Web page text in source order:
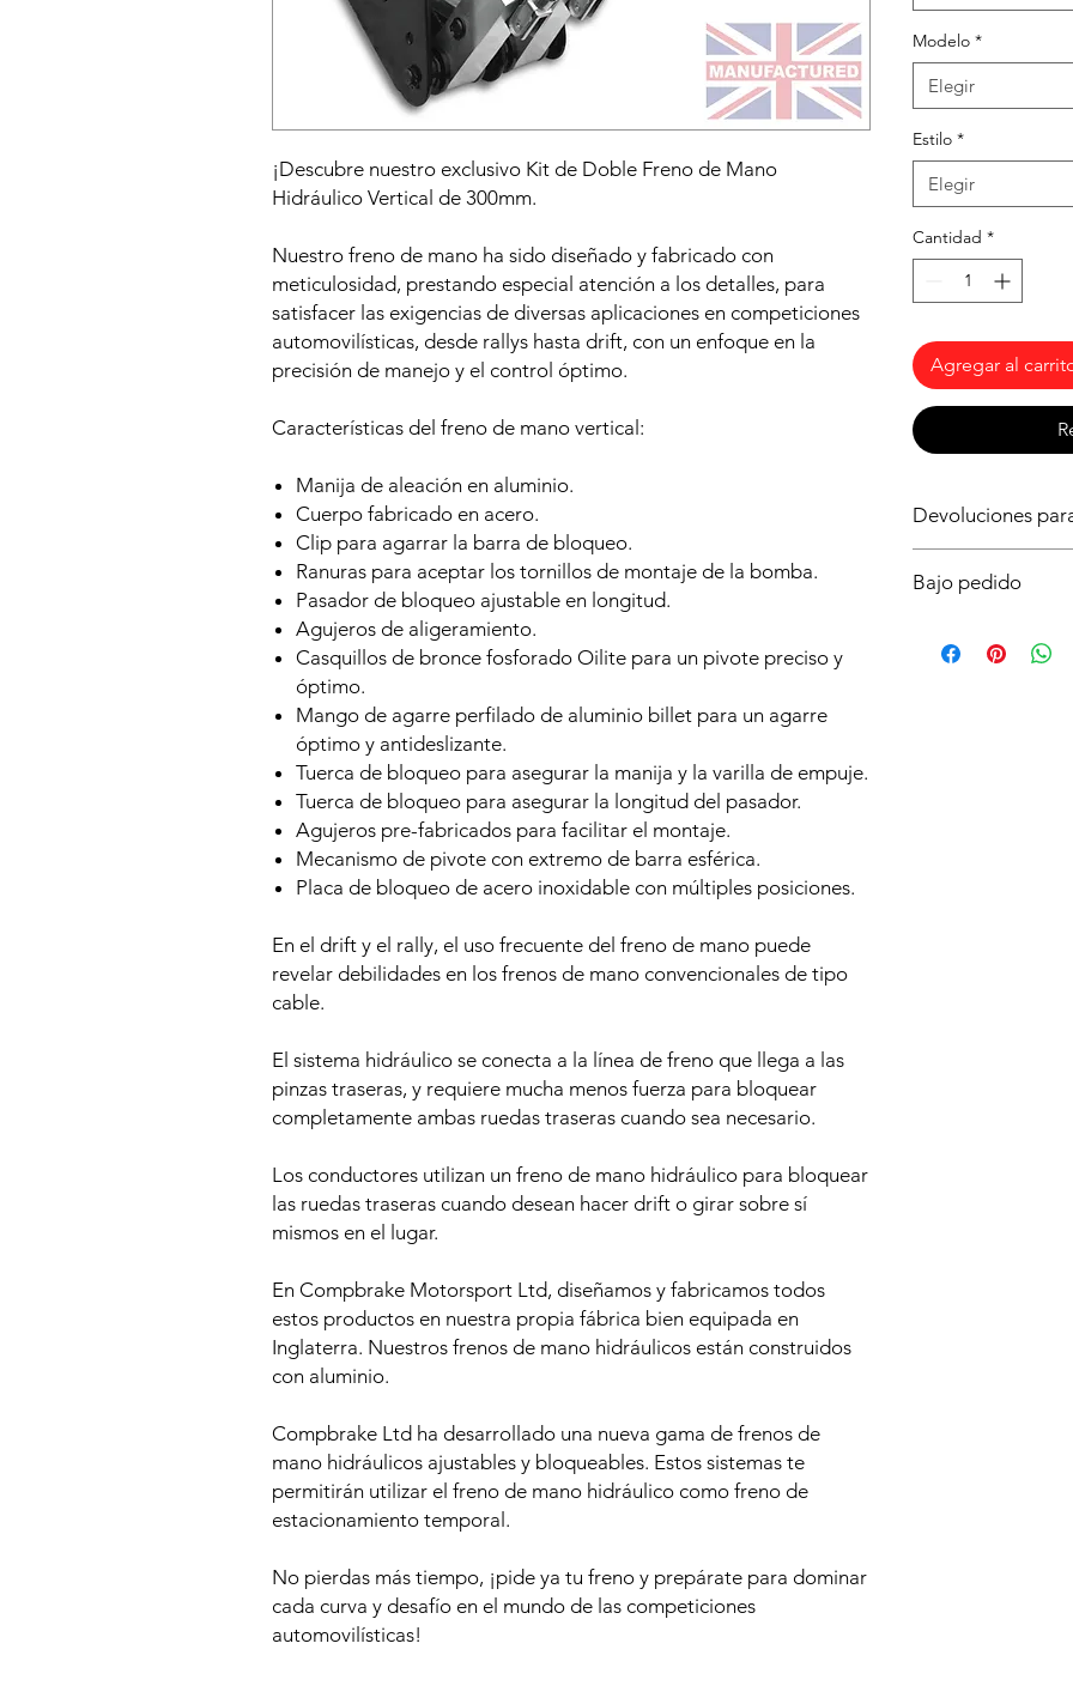
¡Descubre nuestro exclusivo Kit de Doble Freno de Mano
Hidráulico Vertical de 300mm.
Nuestro freno de mano ha sido diseñado y fabricado con
meticulosidad, prestando especial atención a los detalles, para
satisfacer las exigencias de diversas aplicaciones en competiciones
automovilísticas, desde rallys hasta drift, con un enfoque en la
precisión de manejo y el control óptimo.
Características del freno de mano vertical:
Manija de aleación en aluminio.
Cuerpo fabricado en acero.
Clip para agarrar la barra de bloqueo.
Ranuras para aceptar los tornillos de montaje de la bomba.
Pasador de bloqueo ajustable en longitud.
Agujeros de aligeramiento.
Casquillos de bronce fosforado Oilite para un pivote preciso y
óptimo.
Mango de agarre perfilado de aluminio billet para un agarre
óptimo y antideslizante.
Tuerca de bloqueo para asegurar la manija y la varilla de empuje.
Tuerca de bloqueo para asegurar la longitud del pasador.
Agujeros pre-fabricados para facilitar el montaje.
Mecanismo de pivote con extremo de barra esférica.
Placa de bloqueo de acero inoxidable con múltiples posiciones.
En el drift y el rally, el uso frecuente del freno de mano puede
revelar debilidades en los frenos de mano convencionales de tipo
cable.
El sistema hidráulico se conecta a la línea de freno que llega a las
pinzas traseras, y requiere mucha menos fuerza para bloquear
completamente ambas ruedas traseras cuando sea necesario.
Los conductores utilizan un freno de mano hidráulico para bloquear
las ruedas traseras cuando desean hacer drift o girar sobre sí
mismos en el lugar.
En Compbrake Motorsport Ltd, diseñamos y fabricamos todos
estos productos en nuestra propia fábrica bien equipada en
Inglaterra. Nuestros frenos de mano hidráulicos están construidos
con aluminio.
Compbrake Ltd ha desarrollado una nueva gama de frenos de
mano hidráulicos ajustables y bloqueables. Estos sistemas te
permitirán utilizar el freno de mano hidráulico como freno de
estacionamiento temporal.
No pierdas más tiempo, ¡pide ya tu freno y prepárate para dominar
cada curva y desafío en el mundo de las competiciones
automovilísticas!
Modelo *
Elegir
Estilo *
Elegir
Cantidad *
Agregar al
Devoluciones
importante
o lo intentes montar
Bajo pedido
plazo de entrega es